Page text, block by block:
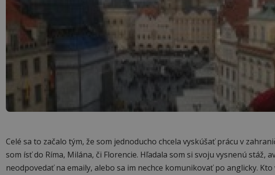
Celé sa to začalo tým, že som jednoducho chcela vyskúšať prácu v
som ísť do Ríma, Milána, či Florencie. Hľadala som si svoju vysnenú stáž,
neodpovedať na emaily, alebo sa im nechce komunikovať po anglicky.